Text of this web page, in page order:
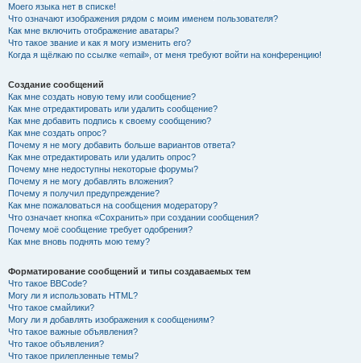
Моего языка нет в списке!
Что означают изображения рядом с моим именем пользователя?
Как мне включить отображение аватары?
Что такое звание и как я могу изменить его?
Когда я щёлкаю по ссылке «email», от меня требуют войти на конференцию!
Создание сообщений
Как мне создать новую тему или сообщение?
Как мне отредактировать или удалить сообщение?
Как мне добавить подпись к своему сообщению?
Как мне создать опрос?
Почему я не могу добавить больше вариантов ответа?
Как мне отредактировать или удалить опрос?
Почему мне недоступны некоторые форумы?
Почему я не могу добавлять вложения?
Почему я получил предупреждение?
Как мне пожаловаться на сообщения модератору?
Что означает кнопка «Сохранить» при создании сообщения?
Почему моё сообщение требует одобрения?
Как мне вновь поднять мою тему?
Форматирование сообщений и типы создаваемых тем
Что такое BBCode?
Могу ли я использовать HTML?
Что такое смайлики?
Могу ли я добавлять изображения к сообщениям?
Что такое важные объявления?
Что такое объявления?
Что такое прилепленные темы?